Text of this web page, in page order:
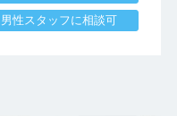
男性スタッフに相談可